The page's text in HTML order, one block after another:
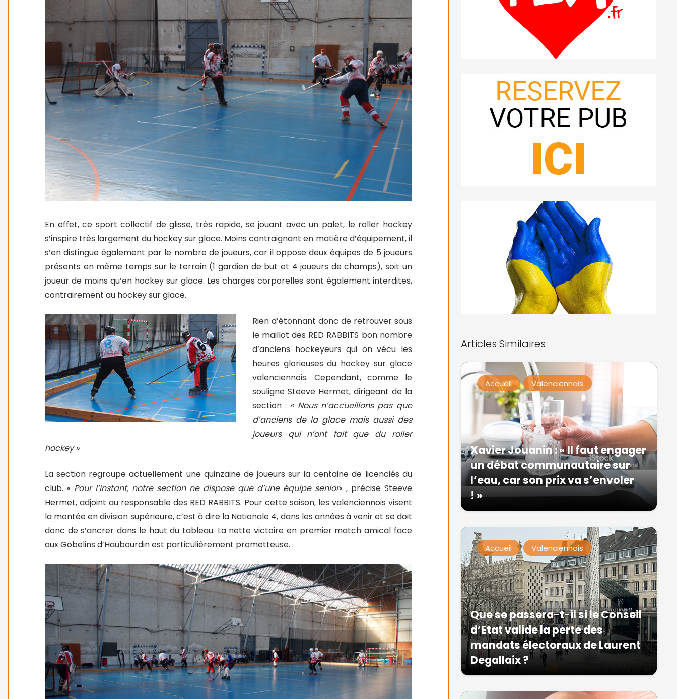
En effet, ce sport collectif de glisse, très rapide, se jouant avec un palet, le roller hockey
s’inspire très largement du hockey sur glace. Moins contraignant en matière d’équipement, il
s’en distingue également par le nombre de joueurs, car il oppose deux équipes de 5 joueurs
présents en même temps sur le terrain (1 gardien de but et 4 joueurs de champs), soit un
joueur de moins qu’en hockey sur glace. Les charges corporelles sont également interdites,
contrairement au hockey sur glace.
Rien d’étonnant donc de retrouver sous
le maillot des RED RABBITS bon nombre
d’anciens hockeyeurs qui on vécu les
heures glorieuses du hockey sur glace
valenciennois. Cependant, comme le
souligne Steeve Hermet, dirigeant de la
section : « Nous n’accueillons pas que
d’anciens de la glace mais aussi des
joueurs qui n’ont fait que du roller
hockey ».
La section regroupe actuellement une quinzaine de joueurs sur la centaine de licenciés du
club. « Pour l’instant, notre section ne dispose que d’une équipe senior« , précise Steeve
Hermet, adjoint au responsable des RED RABBITS. Pour cette saison, les valenciennois visent
la montée en division supérieure, c’est à dire la Nationale 4, dans les années à venir et se doit
donc de s’ancrer dans le haut du tableau. La nette victoire en premier match amical face
aux Gobelins d’Haubourdin est particulièrement prometteuse.
Articles Similaires
Accueil Valenciennois
Xavier Jouanin : « Il faut engager
un débat communautaire sur
l’eau, car son prix va s’envoler
! »
Accueil Valenciennois
Que se passera-t-il si le Conseil
d’Etat valide la perte des
mandats électoraux de Laurent
Degallaix ?